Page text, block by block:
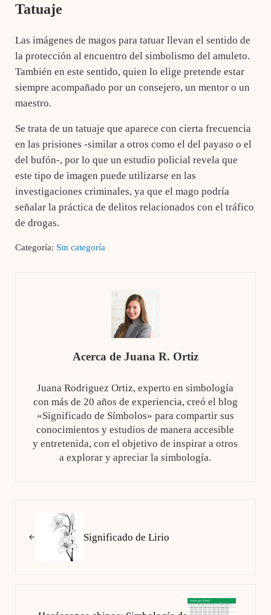
Tatuaje
Las imágenes de magos para tatuar llevan el sentido de
la protección al encuentro del simbolismo del amuleto.
También en este sentido, quien lo elige pretende estar
siempre acompañado por un consejero, un mentor o un
maestro.
Se trata de un tatuaje que aparece con cierta frecuencia
en las prisiones -similar a otros como el del payaso o el
del bufón-, por lo que un estudio policial revela que
este tipo de imagen puede utilizarse en las
investigaciones criminales, ya que el mago podría
señalar la práctica de delitos relacionados con el tráfico
de drogas.
Categoría: Sin categoría
Acerca de Juana R. Ortiz
Juana Rodriguez Ortiz, experto en simbología
con más de 20 años de experiencia, creó el blog
«Significado de Símbolos» para compartir sus
conocimientos y estudios de manera accesible
y entretenida, con el objetivo de inspirar a otros
a explorar y apreciar la simbología.
Significado de Lirio